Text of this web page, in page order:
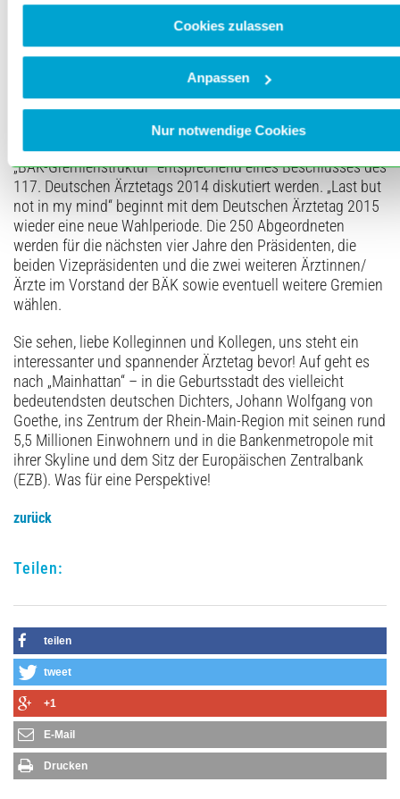
Cookies zulassen
Anpassen
Nur notwendige Cookies
GOÄ-neu“. Hierbei wird ein aktueller Bericht über den Stand
der Verhandlungen zwischen Bundesärztekammer (BÄK),
privater Krankenversicherung und Beihilfe zur Gestaltung
der neuen Gebührenordnung für Ärzte (GOÄ) abgegeben. Da
sich für jede Organisation in gewissen Abständen die
Überprüfung ihrer Aufbau- und Ablauforganisation
hinsichtlich Notwendigkeit, Zweckmäßigkeit, Effizienz und
vor allem Zielerreichung empfiehlt, wird eine Reform der
„BÄK-Gremienstruktur“ entsprechend eines Beschlusses des
117. Deutschen Ärztetags 2014 diskutiert werden. „Last but
not in my mind“ beginnt mit dem Deutschen Ärztetag 2015
wieder eine neue Wahlperiode. Die 250 Abgeordneten
werden für die nächsten vier Jahre den Präsidenten, die
beiden Vizepräsidenten und die zwei weiteren Ärztinnen/
Ärzte im Vorstand der BÄK sowie eventuell weitere Gremien
wählen.
Sie sehen, liebe Kolleginnen und Kollegen, uns steht ein
interessanter und spannender Ärztetag bevor! Auf geht es
nach „Mainhattan“ – in die Geburtsstadt des vielleicht
bedeutendsten deutschen Dichters, Johann Wolfgang von
Goethe, ins Zentrum der Rhein-Main-Region mit seinen rund
5,5 Millionen Einwohnern und in die Bankenmetropole mit
ihrer Skyline und dem Sitz der Europäischen Zentralbank
(EZB). Was für eine Perspektive!
zurück
Teilen:
teilen
tweet
+1
E-Mail
Drucken